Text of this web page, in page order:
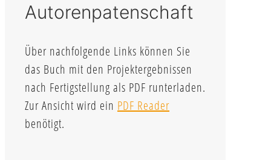
Autorenpatenschaft
Über nachfolgende Links können Sie
das Buch mit den Projektergebnissen
nach Fertigstellung als PDF runterladen.
Zur Ansicht wird ein PDF Reader
benötigt.